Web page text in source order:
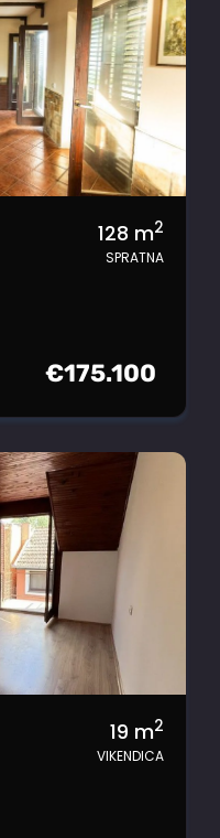
128 m2
SPRATNA
€175.100
19 m2
VIKENDICA